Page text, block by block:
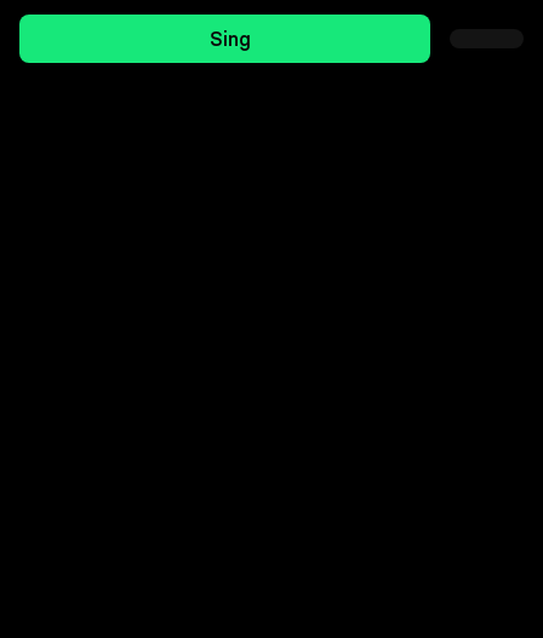
Sing